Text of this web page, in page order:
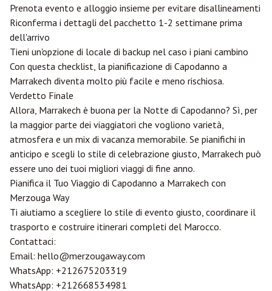
Prenota evento e alloggio insieme per evitare disallineamenti
Riconferma i dettagli del pacchetto 1-2 settimane prima
dell'arrivo
Tieni un'opzione di locale di backup nel caso i piani cambino
Con questa checklist, la pianificazione di Capodanno a
Marrakech diventa molto più facile e meno rischiosa.
Verdetto Finale
Allora, Marrakech è buona per la Notte di Capodanno? Sì, per
la maggior parte dei viaggiatori che vogliono varietà,
atmosfera e un mix di vacanza memorabile. Se pianifichi in
anticipo e scegli lo stile di celebrazione giusto, Marrakech può
essere uno dei tuoi migliori viaggi di fine anno.
Pianifica il Tuo Viaggio di Capodanno a Marrakech con
Merzouga Way
Ti aiutiamo a scegliere lo stile di evento giusto, coordinare il
trasporto e costruire itinerari completi del Marocco.
Contattaci:
Email: hello@merzougaway.com
WhatsApp: +212675203319
WhatsApp: +212668534981